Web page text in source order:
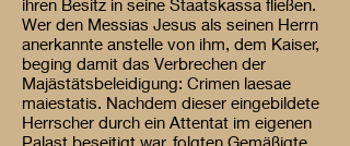
ihren Besitz in seine Staatskassa fließen.
Wer den Messias Jesus als seinen Herrn
anerkannte anstelle von ihm, dem Kaiser,
beging damit das Verbrechen der
Majästätsbeleidigung: Crimen laesae
maiestatis. Nachdem dieser eingebildete
Herrscher durch ein Attentat im eigenen
Palast beseitigt war, folgten Gemäßigte